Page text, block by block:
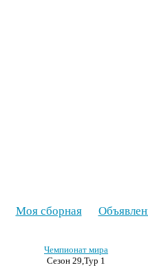
Моя сборная
Чемпионат мира
Сезон 29,Тур 1